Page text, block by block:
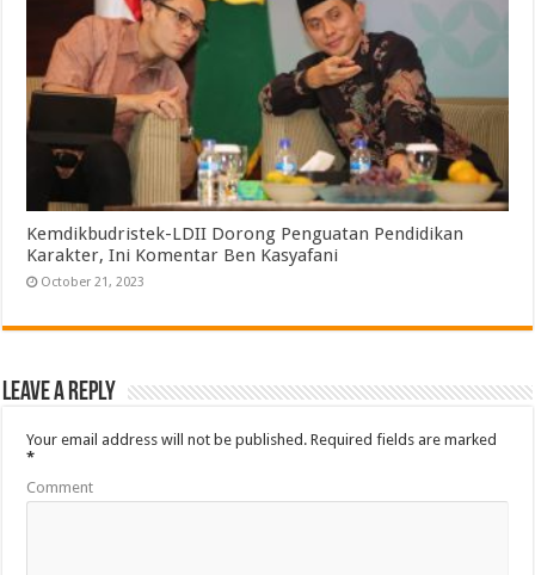
Kemdikbudristek-LDII Dorong Penguatan Pendidikan
Karakter, Ini Komentar Ben Kasyafani
October 21, 2023
Leave a Reply
Your email address will not be published. Required fields are marked
*
Comment